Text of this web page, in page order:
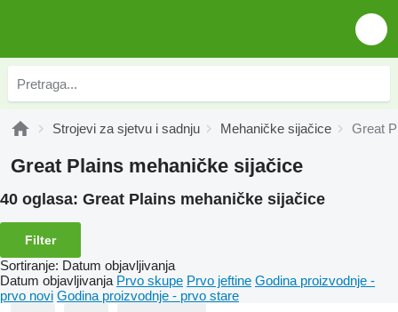
Strojevi za sjetvu i sadnju Mehaničke sijačice Great
Great Plains mehaničke sijačice
40 oglasa: Great Plains mehaničke sijačice
Filter
Sortiranje: Datum objavljivanja
Datum objavljivanja Prvo skupe Prvo jeftine Godina proizvodnje -
prvo novi Godina proizvodnje - prvo stare